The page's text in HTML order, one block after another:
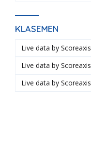
KLASEMEN
Live data byScoreaxis
Live data byScoreaxis
Live data byScoreaxis